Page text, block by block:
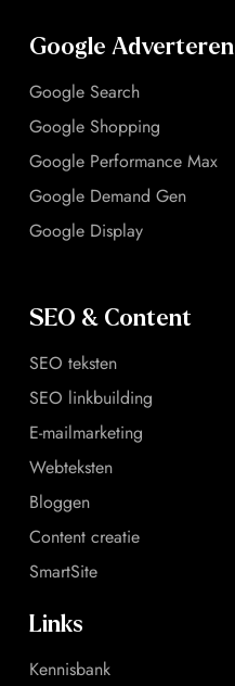
Google Adverteren
Google Search
Google Shopping
Google Performance Max
Google Demand Gen
Google Display
SEO & Content
SEO teksten
SEO linkbuilding
E-mailmarketing
Webteksten
Bloggen
Content creatie
SmartSite
Links
Kennisbank